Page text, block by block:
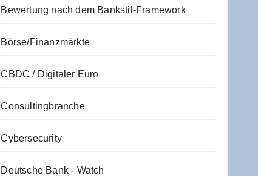
Bewertung nach dem Bankstil-Framework
Börse/Finanzmärkte
CBDC / Digitaler Euro
Consultingbranche
Cybersecurity
Deutsche Bank - Watch